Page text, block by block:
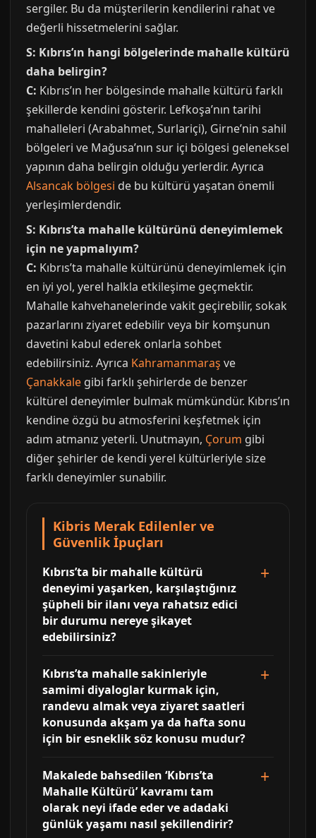
sergiler. Bu da müşterilerin kendilerini rahat ve
değerli hissetmelerini sağlar.
S: Kıbrıs’ın hangi bölgelerinde mahalle kültürü
daha belirgin?
C: Kıbrıs’ın her bölgesinde mahalle kültürü farklı
şekillerde kendini gösterir. Lefkoşa’nın tarihi
mahalleleri (Arabahmet, Surlariçi), Girne’nin sahil
bölgeleri ve Mağusa’nın sur içi bölgesi geleneksel
yapının daha belirgin olduğu yerlerdir. Ayrıca
Alsancak bölgesi de bu kültürü yaşatan önemli
yerleşimlerdendir.
S: Kıbrıs’ta mahalle kültürünü deneyimlemek
için ne yapmalıyım?
C: Kıbrıs’ta mahalle kültürünü deneyimlemek için
en iyi yol, yerel halkla etkileşime geçmektir.
Mahalle kahvehanelerinde vakit geçirebilir, sokak
pazarlarını ziyaret edebilir veya bir komşunun
davetini kabul ederek onlarla sohbet
edebilirsiniz. Ayrıca Kahramanmaraş ve
Çanakkale gibi farklı şehirlerde de benzer
kültürel deneyimler bulmak mümkündür. Kıbrıs’ın
kendine özgü bu atmosferini keşfetmek için
adım atmanız yeterli. Unutmayın, Çorum gibi
diğer şehirler de kendi yerel kültürleriyle size
farklı deneyimler sunabilir.
Kibris Merak Edilenler ve
Güvenlik İpuçları
Kıbrıs’ta bir mahalle kültürü
deneyimi yaşarken, karşılaştığınız
şüpheli bir ilanı veya rahatsız edici
bir durumu nereye şikayet
edebilirsiniz?
Kıbrıs’ta mahalle sakinleriyle
samimi diyaloglar kurmak için,
randevu almak veya ziyaret saatleri
konusunda akşam ya da hafta sonu
için bir esneklik söz konusu mudur?
Makalede bahsedilen ‘Kıbrıs’ta
Mahalle Kültürü’ kavramı tam
olarak neyi ifade eder ve adadaki
günlük yaşamı nasıl şekillendirir?